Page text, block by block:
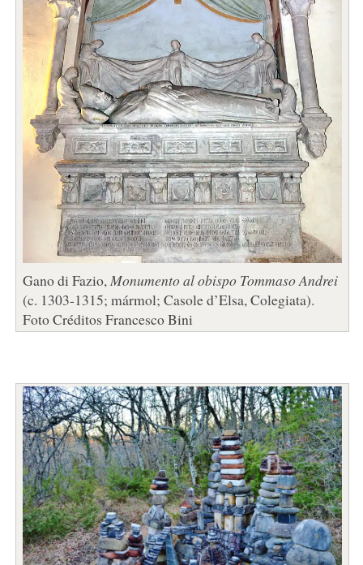
Gano di Fazio, Monumento al obispo Tommaso Andrei
(c. 1303-1315; mármol; Casole d’Elsa, Colegiata).
Foto Créditos Francesco Bini